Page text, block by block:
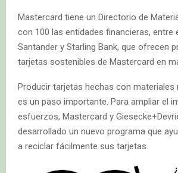
Mastercard tiene un Directorio de
con 100 las entidades financieras, entre
Santander y Starling Bank, que ofrecen
tarjetas sostenibles de Mastercard en
Producir tarjetas hechas con materiales
es un paso importante. Para ampliar el
esfuerzos, Mastercard y
desarrollado un nuevo programa que
a reciclar fácilmente sus tarjetas.